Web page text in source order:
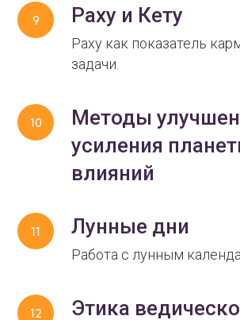
Раху и Кету
Раху как показатель
задачи.
Методы
усиления
влияний
Лунные дни
Работа с лунным
Этика